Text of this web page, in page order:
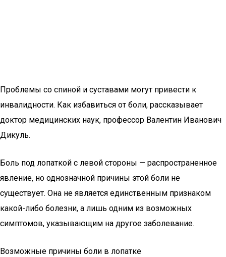
Проблемы со спиной и суставами могут привести к
инвалидности. Как избавиться от боли, рассказывает
доктор медицинских наук, профессор Валентин Иванович
Дикуль.
Боль под лопаткой с левой стороны — распространенное
явление, но однозначной причины этой боли не
существует. Она не является единственным признаком
какой-либо болезни, а лишь одним из возможных
симптомов, указывающим на другое заболевание.
Возможные причины боли в лопатке